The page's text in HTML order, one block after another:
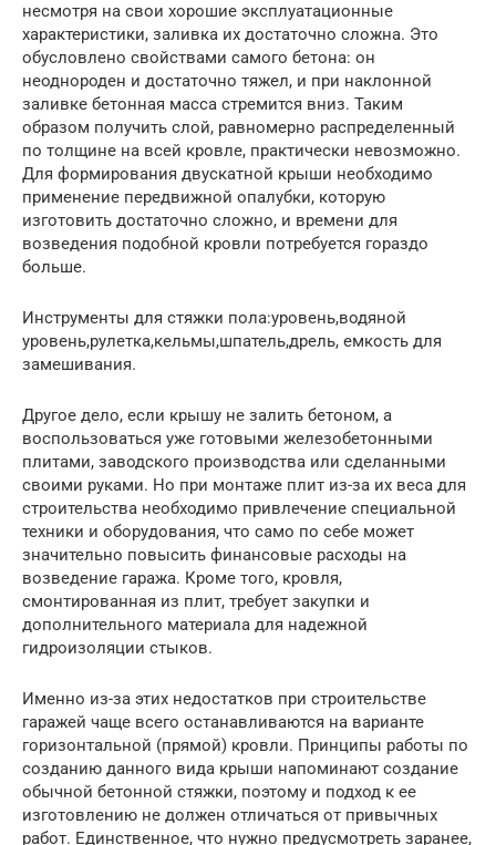
несмотря на свои хорошие эксплуатационные
характеристики, заливка их достаточно сложна. Это
обусловлено свойствами самого бетона: он
неоднороден и достаточно тяжел, и при наклонной
заливке бетонная масса стремится вниз. Таким
образом получить слой, равномерно распределенный
по толщине на всей кровле, практически невозможно.
Для формирования двускатной крыши необходимо
применение передвижной опалубки, которую
изготовить достаточно сложно, и времени для
возведения подобной кровли потребуется гораздо
больше.
Инструменты для стяжки пола:уровень,водяной
уровень,рулетка,кельмы,шпатель,дрель, емкость для
замешивания.
Другое дело, если крышу не залить бетоном, а
воспользоваться уже готовыми железобетонными
плитами, заводского производства или сделанными
своими руками. Но при монтаже плит из-за их веса для
строительства необходимо привлечение специальной
техники и оборудования, что само по себе может
значительно повысить финансовые расходы на
возведение гаража. Кроме того, кровля,
смонтированная из плит, требует закупки и
дополнительного материала для надежной
гидроизоляции стыков.
Именно из-за этих недостатков при строительстве
гаражей чаще всего останавливаются на варианте
горизонтальной (прямой) кровли. Принципы работы по
созданию данного вида крыши напоминают создание
обычной бетонной стяжки, поэтому и подход к ее
изготовлению не должен отличаться от привычных
работ. Единственное, что нужно предусмотреть заранее,